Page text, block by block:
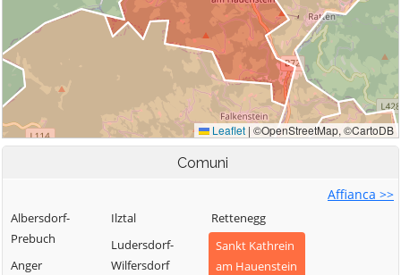
Comuni
Affianca >>
Albersdorf-
Prebuch
Anger
Ilztal
Ludersdorf-
Wilfersdorf
Rettenegg
Sankt Kathrein
am Hauenstein